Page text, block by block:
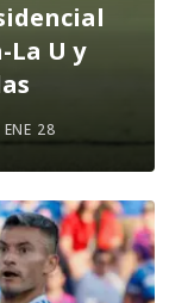
U y
28